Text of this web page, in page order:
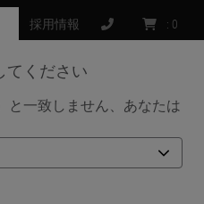
てください
と一致しません、あなたは
採用情報 : 0
MENU
Evans